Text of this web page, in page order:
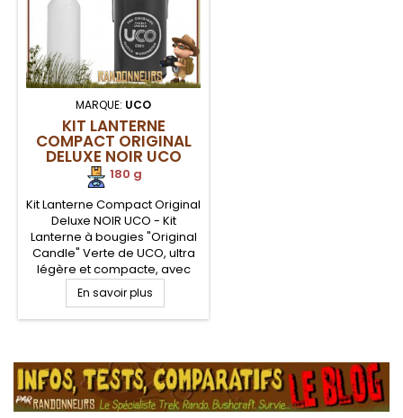
MARQUE: UCO
KIT LANTERNE
COMPACT ORIGINAL
DELUXE NOIR UCO
180 g
Kit Lanterne Compact Original
Deluxe NOIR UCO - Kit
Lanterne à bougies "Original
Candle" Verte de UCO, ultra
légère et compacte, avec
housse néoprène de
protection et réflecteur, pour
tous les loisirs de plein air,
lumens à la bougie pendant
9 heures.
En savoir plus